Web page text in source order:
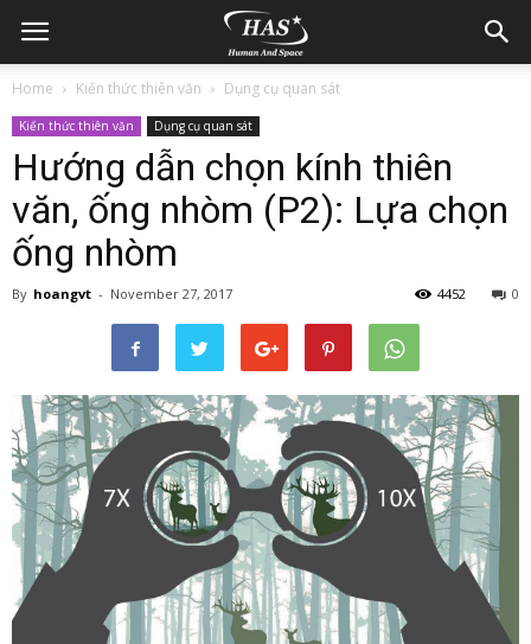
Home Kiến thức thiên văn Dụng cụ quan sát
Kiến thức thiên văn Dụng cụ quan sát
Hướng dẫn chọn kính thiên
văn, ống nhòm (P2): Lựa chọn
ống nhòm
By hoangvt - November 27, 2017 0
4452